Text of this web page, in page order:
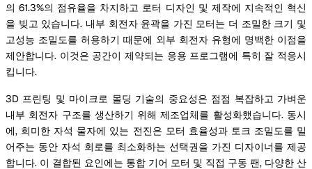
의 61.3%의 점유율을 차지하고 로터 디자인 및 제작에 지속적인 혁신
을 빚고 있습니다. 내부 회전자 윤곽을 가진 모터는 더 조밀한 크기 및
고성능 조밀도를 허용하기 때문에 외부 회전자 유형에 명백한 이점을
제안합니다. 이것은 공간이 제약되는 응용 프로그램에 특히 잘 적응시
킵니다.
3D 프린팅 및 마이크로 몰딩 기술의 중요성은 점점 복잡하고 가벼운
내부 회전자 구조를 생산하기 위해 제조업체를 활성화했습니다. 동시
에, 희미한 자석 물자에 있는 전진은 모터 효율성과 토크 조밀도를 밀
어주는 동안 자석 회로를 최소화하는 선택권을 가진 디자이너를 제공
합니다. 이 결합된 요인에는 통합 기어 모터 및 직접 구동 팬, 다양한 산